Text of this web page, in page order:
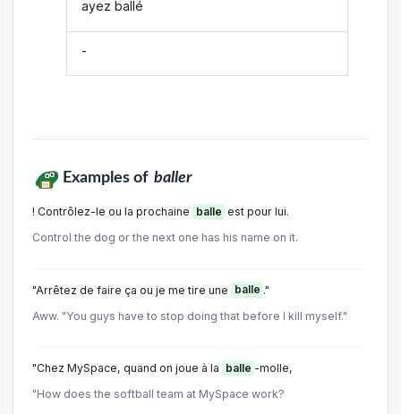
ayez ballé
-
Examples of baller
! Contrôlez-le ou la prochaine balle est pour lui.
Control the dog or the next one has his name on it.
"Arrêtez de faire ça ou je me tire une balle ."
Aww. "You guys have to stop doing that before I kill myself."
"Chez MySpace, quand on joue à la balle -molle,
"How does the softball team at MySpace work?